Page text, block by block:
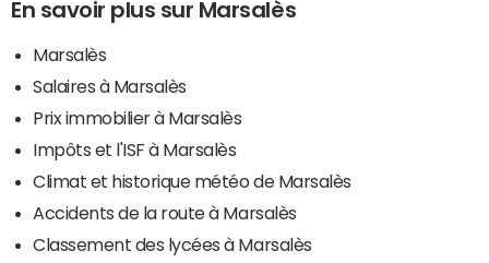
En savoir plus sur Marsalès
Marsalès
Salaires à Marsalès
Prix immobilier à Marsalès
Impôts et l'ISF à Marsalès
Climat et historique météo de Marsalès
Accidents de la route à Marsalès
Classement des lycées à Marsalès